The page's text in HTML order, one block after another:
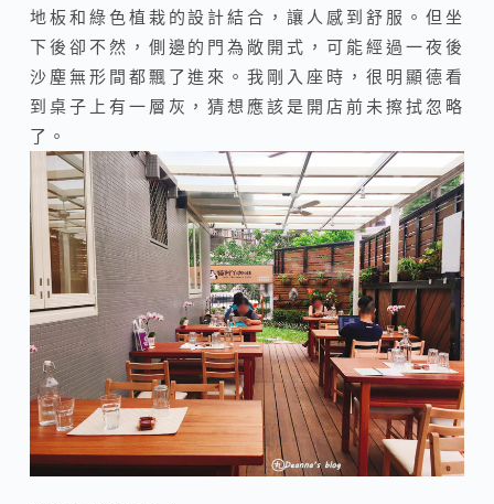
地板和綠色植栽的設計結合，讓人感到舒服。但坐
下後卻不然，側邊的門為敞開式，可能經過一夜後
沙塵無形間都飄了進來。我剛入座時，很明顯德看
到桌子上有一層灰，猜想應該是開店前未擦拭忽略
了。